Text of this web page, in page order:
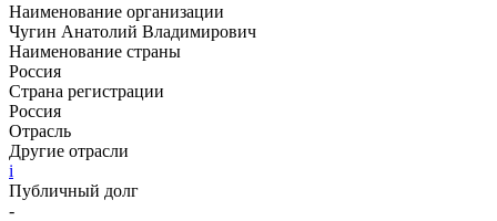
Наименование организации
Чугин Анатолий Владимирович
Наименование страны
Россия
Страна регистрации
Россия
Отрасль
Другие отрасли
i
Публичный долг
-